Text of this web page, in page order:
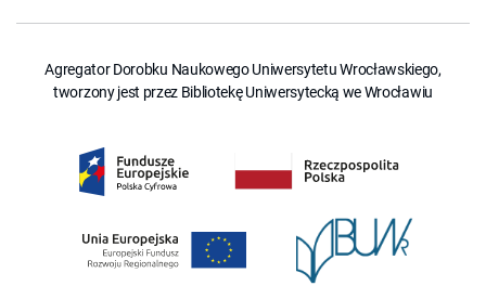
Agregator Dorobku Naukowego Uniwersytetu Wrocławskiego,
tworzony jest przez Bibliotekę Uniwersytecką we Wrocławiu